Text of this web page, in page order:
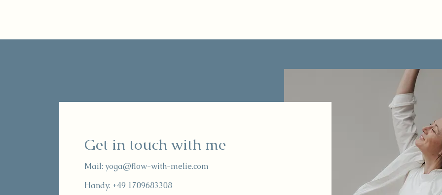
Get in touch with me
Mail: yoga@flow-with-melie.com
Handy: +49 1709683308